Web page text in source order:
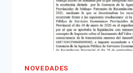
–
VIDA
ECONÓMICA
NOVEDADES